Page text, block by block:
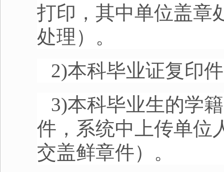
打印，其中单位盖章
处理）。
2)本科毕业证复印件
3)本科毕业生的学
件，系统中上传单位
交盖鲜章件）。